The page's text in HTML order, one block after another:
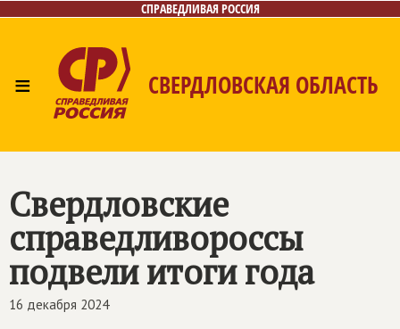
СПРАВЕДЛИВАЯ РОССИЯ
≡ СВЕРДЛОВСКАЯ ОБЛАСТЬ
Свердловские
справедливороссы
подвели итоги года
16 декабря 2024